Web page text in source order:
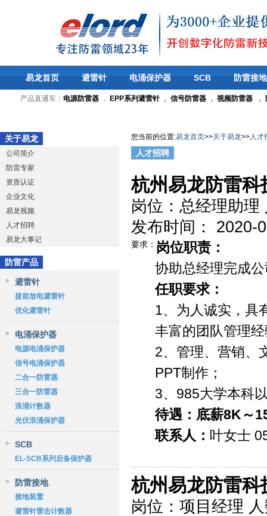
易龙首页 避雷针 电涌保护器 SCB 防雷接地
产品直通车： 电源防雷器 ， EPP系列避雷针， 信号防雷器 ， 视频防雷器 ，
关于易龙
公司简介
防雷专家
资质认证
企业文化
易龙视频
人才招聘
易龙大事记
防雷产品
避雷针
提前放电避雷针
优化避雷针
电涌保护器
电源电涌保护器
信号电涌保护器
二合一防雷器
三合一防雷器
浪涌计数器
光伏浪涌保护器
SCB
EL-SCB系列后备保护器
防雷接地
接地装置
避雷针雷击计数器
您当前的位置:易龙首页>>关于易龙>>人才
人才招聘
杭州易龙防雷
岗位：总经理助理
发布时间： 2020-
要求： 岗位职责：
协助总经理完成
任职要求：
1、为人诚实，具
丰富的团队管理
2、管理、营销、
PPT制作；
3、985大学本科
待遇：底薪8K～
联系人： 叶女士
杭州易龙防雷
岗位：项目经理